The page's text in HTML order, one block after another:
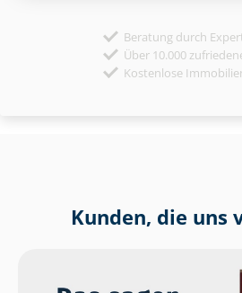
Beratung durch
Über 10.000
Kostenlose
Kunden, die uns